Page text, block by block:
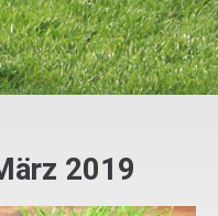
2019